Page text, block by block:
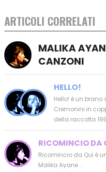
ARTICOLI CORRELATI
MALIKA
CANZONI
HELLO!
Hello! è un
Cremonini in
della raccolta
RICOMINCIO DA
Ricomincio da Qui è
Malika Ayane...